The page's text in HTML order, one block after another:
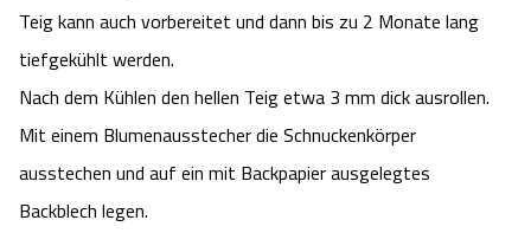
Videos
Shop
Angebote
Naturhotels
Urlaub mit Hund
Das verrückte Haus
Abenteuerland Trampolin-Park
Battle Kart Bispingen
Teig kann auch vorbereitet und dann bis zu 2 Monate lang
tiefgekühlt werden.
Nach dem Kühlen den hellen Teig etwa 3 mm dick ausrollen.
Mit einem Blumenausstecher die Schnuckenkörper
ausstechen und auf ein mit Backpapier ausgelegtes
Backblech legen.